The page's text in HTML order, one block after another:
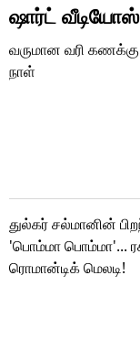
ஷார்ட் வீடியோஸ்
வருமான வரி
நாள்
துல்கர் சல்மானின்
'பொம்மா பொம்மா'...
ரொமான்டிக் மெலடி!